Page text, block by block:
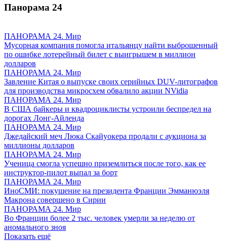
Панорама 24
ПАНОРАМА 24. Мир
Мусорная компания помогла итальянцу найти выброшенный
по ошибке лотерейный билет с выигрышем в миллион
долларов
ПАНОРАМА 24. Мир
Завление Китая о выпуске своих серийных DUV-литографов
для производства микросхем обвалило акции NVidia
ПАНОРАМА 24. Мир
В США байкеры и квадроциклисты устроили беспредел на
дорогах Лонг-Айленда
ПАНОРАМА 24. Мир
Джедайский меч Люка Скайуокера продали с аукциона за
миллионы долларов
ПАНОРАМА 24. Мир
Ученица смогла успешно приземлиться после того, как ее
инструктор-пилот выпал за борт
ПАНОРАМА 24. Мир
ИноСМИ: покушение на президента Франции Эмманюэля
Макрона совершено в Сирии
ПАНОРАМА 24. Мир
Во Франции более 2 тыс. человек умерли за неделю от
аномального зноя
Показать ещё